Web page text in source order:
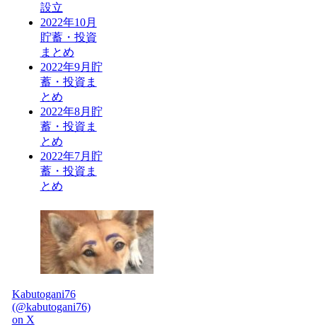
設立
2022年10月
貯蓄・投資
まとめ
2022年9月貯
蓄・投資ま
とめ
2022年8月貯
蓄・投資ま
とめ
2022年7月貯
蓄・投資ま
とめ
Kabutogani76
(@kabutogani76)
on X